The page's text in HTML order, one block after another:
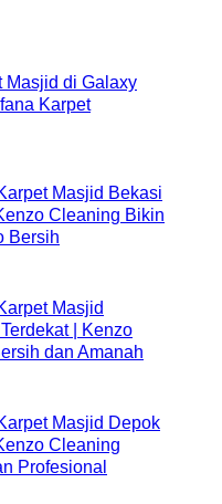
Masjid di Galaxy
Karpet
Masjid Bekasi
Cleaning Bikin
Bersih
Masjid
| Kenzo
dan Amanah
Masjid Depok
Cleaning
Profesional